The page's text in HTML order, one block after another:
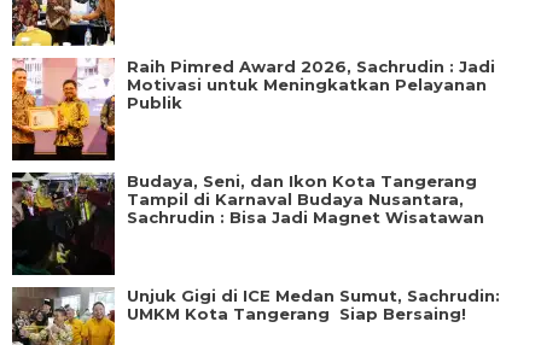
Raih Pimred Award 2026, Sachrudin : Jadi
Motivasi untuk Meningkatkan Pelayanan
Publik
Budaya, Seni, dan Ikon Kota Tangerang
Tampil di Karnaval Budaya Nusantara,
Sachrudin : Bisa Jadi Magnet Wisatawan
Unjuk Gigi di ICE Medan Sumut, Sachrudin:
UMKM Kota Tangerang Siap Bersaing!